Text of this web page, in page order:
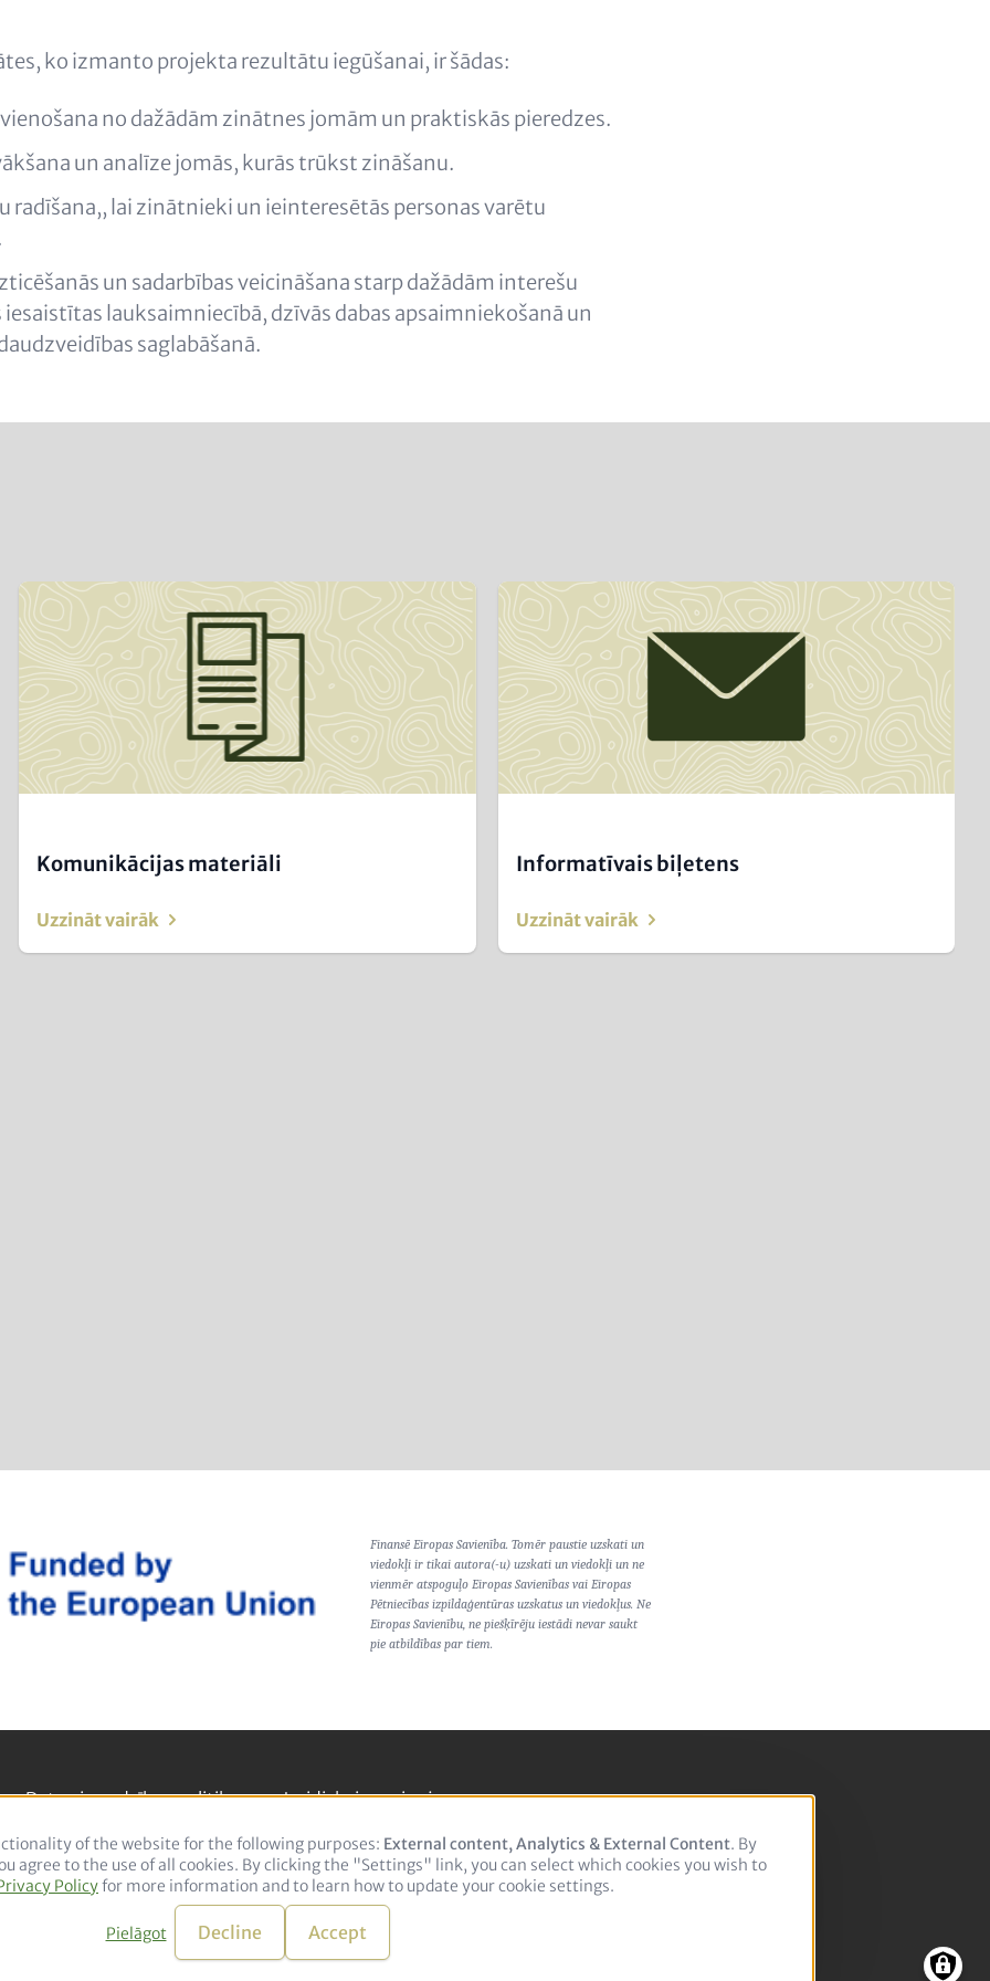
ko izmanto projekta rezultātu iegūšanai, ir šādas:
no dažādām zinātnes jomām un praktiskās pieredzes.
un analīze jomās, kurās trūkst zināšanu.
radīšana,, lai zinātnieki un ieinteresētās personas varētu
un sadarbības veicināšana starp dažādām interešu
iesaistītas lauksaimniecībā, dzīvās dabas apsaimniekošanā un
saglabāšanā.
Image
(Teaser
only)
Komunikācijas materiāli
Uzzināt vairāk
Image
(Teaser
only)
Informatīvais biļetens
Uzzināt vairāk
Finansē Eiropas Savienība. Tomēr paustie uzskati un
viedokļi ir tikai autora(-u) uzskati un viedokļi un ne
vienmēr atspoguļo Eiropas Savienības vai Eiropas
Pētniecības izpildaģentūras uzskatus un viedokļus. Ne
Eiropas Savienību, ne piešķīrēju iestādi nevar saukt
pie atbildības par tiem.
Datu aizsardzības politika Juridiskais paziņojums
LinkedIn
© 2026 adelphi. All rights reserved.
Use
of
personal
data
and
of the website for the following purposes: External content, Analytics & External Content. By
to the use of all cookies. By clicking the "Settings" link, you can select which cookies you wish to
Policyfor more information and to learn how to update your cookie settings.
Pielāgot Decline Accept